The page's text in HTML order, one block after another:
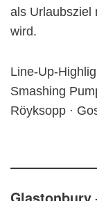
als Urlaubsziel
wird.
Line-Up-
Smashing
Röyksopp ·